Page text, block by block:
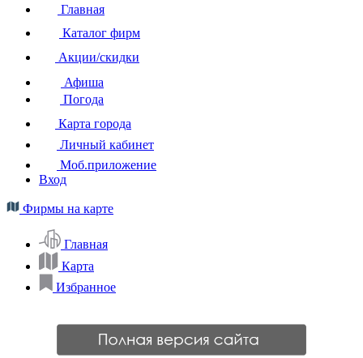
Главная
Каталог фирм
Акции/скидки
Афиша
Погода
Карта города
Личный кабинет
Моб.приложение
Вход
Фирмы на карте
Главная
Карта
Избранное